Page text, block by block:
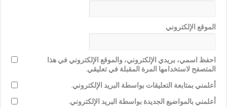
الموقع الإلكتروني
احفظ اسمي، بريدي الإلكتروني، والموقع الإلكتروني في هذا
المتصفح لاستخدامها المرة المقبلة في تعليقي.
أعلمني بمتابعة التعليقات بواسطة البريد الإلكتروني.
أعلمني بالمواضيع الجديدة بواسطة البريد الإلكتروني.